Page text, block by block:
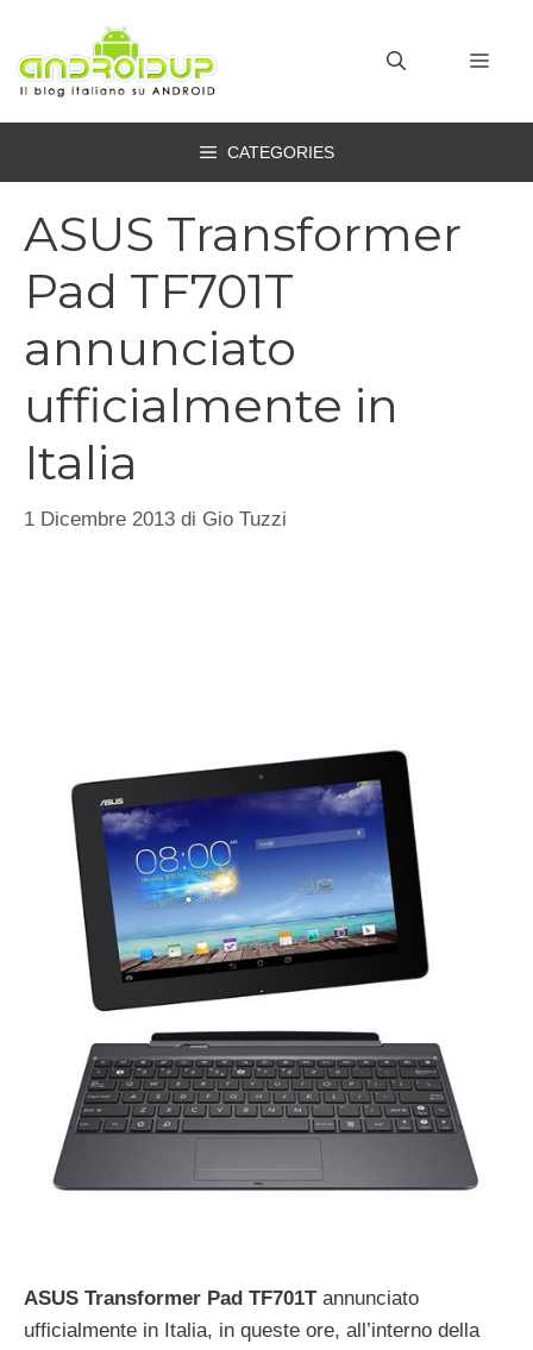
contenuto
CATEGORIES
ASUS Transformer
Pad TF701T
annunciato
ufficialmente in
Italia
1 Dicembre 2013 di Gio Tuzzi
ASUS Transformer Pad TF701Tannunciato
ufficialmente in Italia, in queste ore, all’interno della